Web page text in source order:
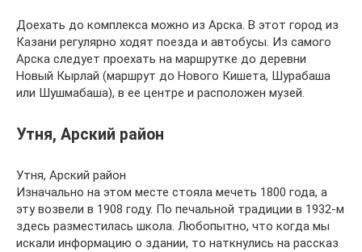
Доехать до комплекса можно из Арска. В этот город из
Казани регулярно ходят поезда и автобусы. Из самого
Арска следует проехать на маршрутке до деревни
Новый Кырлай (маршрут до Нового Кишета, Шурабаша
или Шушмабаша), в ее центре и расположен музей.
Утня, Арский район
Утня, Арский район
Изначально на этом месте стояла мечеть 1800 года, а
эту возвели в 1908 году. По печальной традиции в 1932-м
здесь разместилась школа. Любопытно, что когда мы
искали информацию о здании, то наткнулись на рассказ